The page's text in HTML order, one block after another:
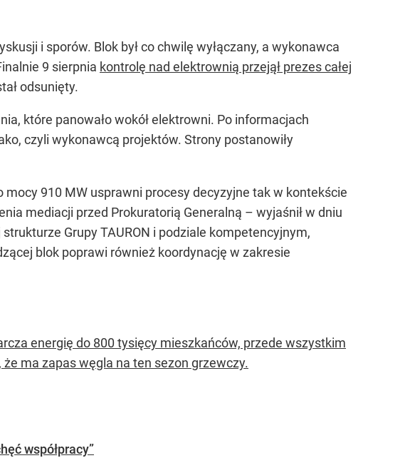
i sporów. Blok był co chwilę wyłączany, a wykonawca
9 sierpnia kontrolę nad elektrownią przejął prezes całej
odsunięty.
które panowało wokół elektrowni. Po informacjach
czyli wykonawcą projektów. Strony postanowiły
910 MW usprawni procesy decyzyjne tak w kontekście
mediacji przed Prokuratorią Generalną – wyjaśnił w dniu
Grupy TAURON i podziale kompetencyjnym,
blok poprawi również koordynację w zakresie
energię do 800 tysięcy mieszkańców, przede wszystkim
ma zapas węgla na ten sezon grzewczy.
współpracy”